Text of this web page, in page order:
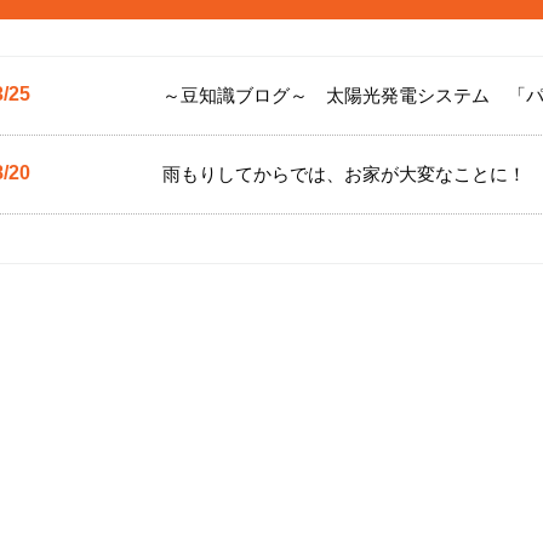
25 ～豆知識ブログ～ 太陽光発電システム 「
20 雨もりしてからでは、お家が大変なことに！